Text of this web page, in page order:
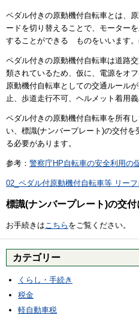
ペダル付きの原動機付自転車とは、
ードを切り替えることで、モーター
することができる ものをいいます
ペダル付きの原動機付自転車は道路
類されているため、仮に、電源をオ
原動機付自転車としての交通ルール
止、歩道走行不可、ヘルメット着用
ペダル付きの原動機付自転車を所有
い、標識(ナンバープレート)の交付
る必要があります。
参考： 警察庁HP自転車の安全利用の
02_ペダル付原動機付自転車等 リー
標識(ナンバープレート)の交付
お手続きは こちら をご覧ください。
カテゴリー
くらし・手続き
税金
軽自動車税